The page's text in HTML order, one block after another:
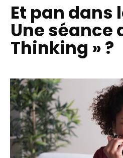
Et pan dans
Une séance
Thinking » ?